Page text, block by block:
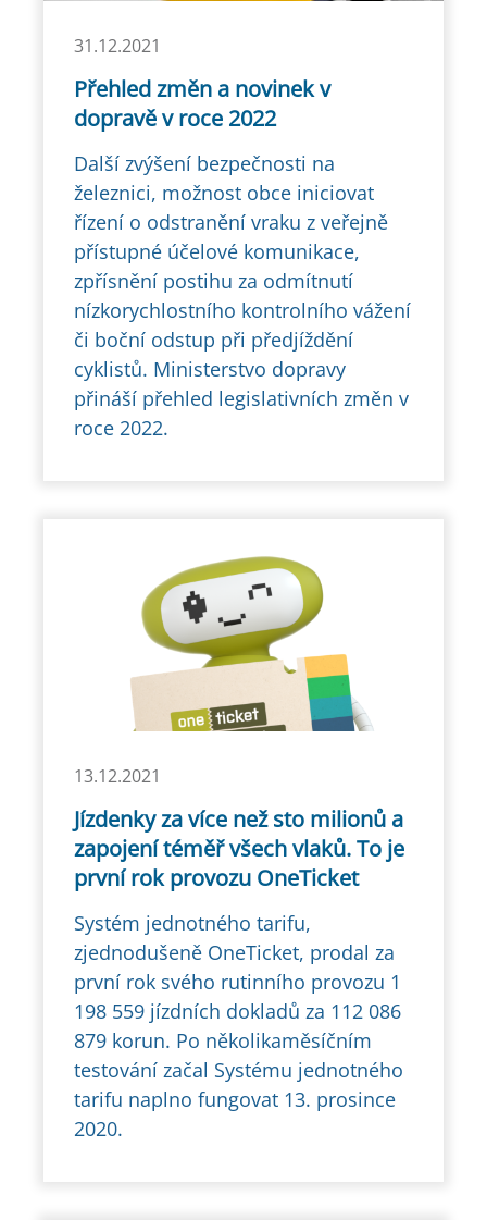
31.12.2021
Přehled změn a novinek v
dopravě v roce 2022
Další zvýšení bezpečnosti na
železnici, možnost obce iniciovat
řízení o odstranění vraku z veřejně
přístupné účelové komunikace,
zpřísnění postihu za odmítnutí
nízkorychlostního kontrolního vážení
či boční odstup při předjíždění
cyklistů. Ministerstvo dopravy
přináší přehled legislativních změn v
roce 2022.
13.12.2021
Jízdenky za více než sto milionů a
zapojení téměř všech vlaků. To je
první rok provozu OneTicket
Systém jednotného tarifu,
zjednodušeně OneTicket, prodal za
první rok svého rutinního provozu 1
198 559 jízdních dokladů za 112 086
879 korun. Po několikaměsíčním
testování začal Systému jednotného
tarifu naplno fungovat 13. prosince
2020.